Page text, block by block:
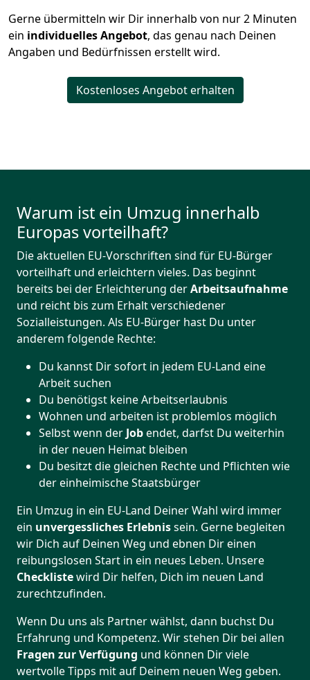
Gerne übermitteln wir Dir innerhalb von nur2 Minuten
ein individuelles Angebot, das genau nach Deinen
Angaben und Bedürfnissen erstellt wird.
Kostenloses Angebot erhalten
Warum ist ein Umzug innerhalb
Europas vorteilhaft?
Die aktuellen EU-Vorschriften sind für EU-Bürger
vorteilhaft und erleichtern vieles. Das beginnt
bereits bei der Erleichterung derArbeitsaufnahme
und reicht bis zum Erhalt verschiedener
Sozialleistungen. Als EU-Bürger hast Du unter
anderem folgende Rechte:
Du kannst Dir sofort in jedem EU-Land eine
Arbeit suchen
Du benötigst keine Arbeitserlaubnis
Wohnen und arbeiten ist problemlos möglich
Selbst wenn der Jobendet, darfst Du weiterhin
in der neuen Heimat bleiben
Du besitzt die gleichen Rechte und Pflichten wie
der einheimische Staatsbürger
Ein Umzug in ein EU-Land Deiner Wahl wird immer
ein unvergessliches Erlebnissein. Gerne begleiten
wir Dich auf Deinen Weg und ebnen Dir einen
reibungslosen Start in ein neues Leben. Unsere
Checklistewird Dir helfen, Dich im neuen Land
zurechtzufinden.
Wenn Du uns als Partner wählst, dann buchst Du
Erfahrung und Kompetenz. Wir stehen Dir bei allen
Fragen zur Verfügung und können Dir viele
wertvolle Tipps mit auf Deinem neuen Weg geben.